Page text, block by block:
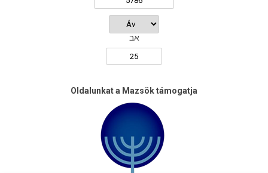
אב
Oldalunkat a Mazsök támogatja